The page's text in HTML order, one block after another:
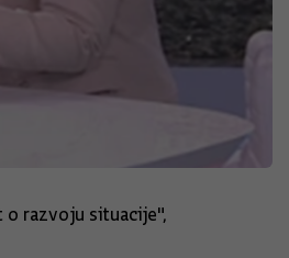
razvoju situacije",